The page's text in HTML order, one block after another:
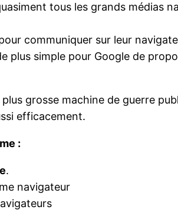
tous les grands médias
communiquer sur leur
plus simple pour Google de
grosse machine de guerre
efficacement.
:
.
navigateur